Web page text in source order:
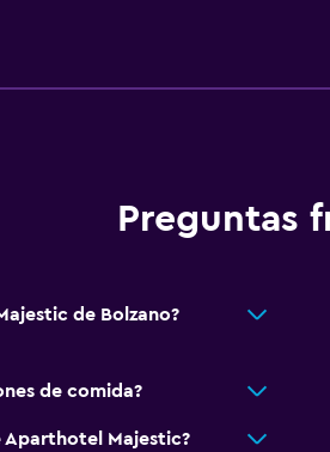
Preguntas
de Bolzano?
de comida?
Aparthotel Majestic?